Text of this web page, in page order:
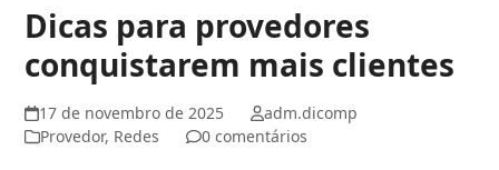
Dicas para provedores
conquistarem mais clientes
17 de novembro de 2025
adm.dicomp
Provedor, Redes 0 comentários